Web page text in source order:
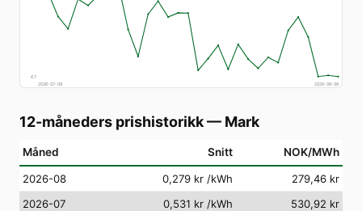
€7
2026-07-09
2026-08-08
12-måneders prishistorikk— Mark
Måned Snitt NOK/MWh
2026-08 0,279 kr /kWh
279,46 kr
2026-07
0,531 kr /kWh
530,92 kr